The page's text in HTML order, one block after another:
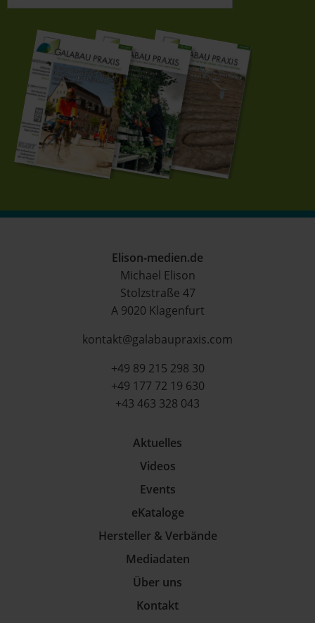
Elison-medien.de
Michael Elison
Stolzstraße 47
A 9020 Klagenfurt
kontakt@galabaupraxis.com
+49 89 215 298 30
+49 177 72 19 630
+43 463 328 043
Aktuelles
Videos
Events
eKataloge
Hersteller & Verbände
Mediadaten
Über uns
Kontakt